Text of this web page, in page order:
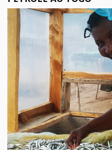
DOMAINES
PROJETS
DOCUMENTS
HISTOIRES
CAMPAGNES
EN